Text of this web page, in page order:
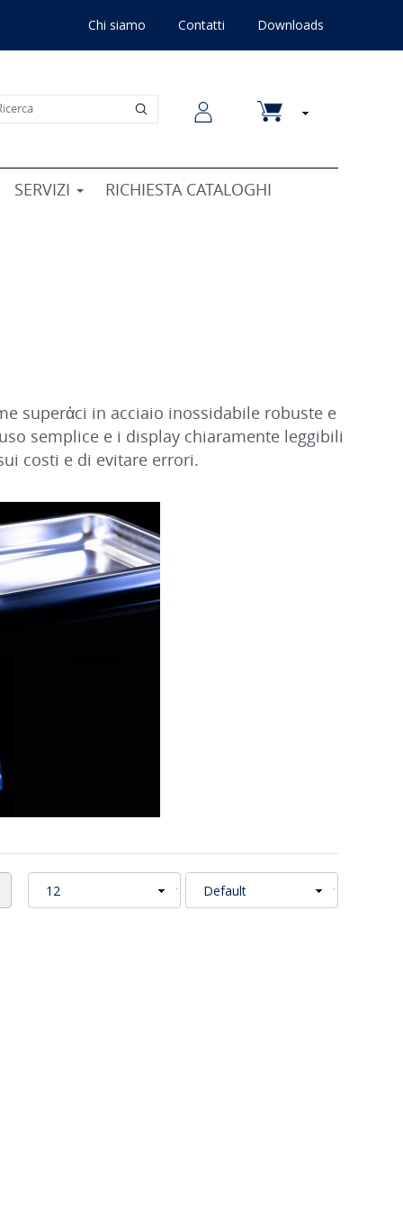
Chi siamo Contatti Downloads
SERVIZI RICHIESTA CATALOGHI
superἀci in acciaio inossidabile robuste e
semplice e i display chiaramente leggibili
costi e di evitare errori.